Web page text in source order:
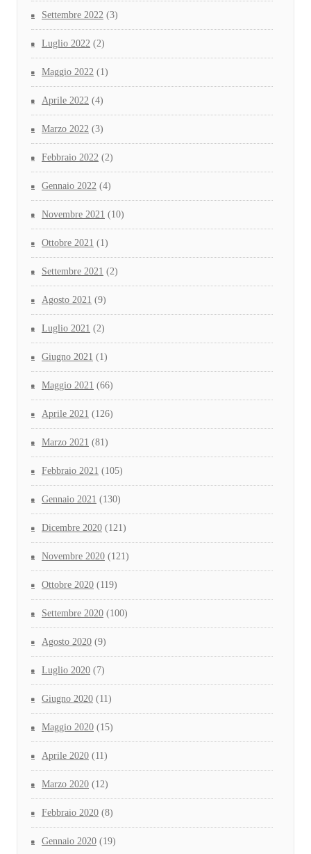
Settembre 2022 (3)
Luglio 2022 (2)
Maggio 2022 (1)
Aprile 2022 (4)
Marzo 2022 (3)
Febbraio 2022 (2)
Gennaio 2022 (4)
Novembre 2021 (10)
Ottobre 2021 (1)
Settembre 2021 (2)
Agosto 2021 (9)
Luglio 2021 (2)
Giugno 2021 (1)
Maggio 2021 (66)
Aprile 2021 (126)
Marzo 2021 (81)
Febbraio 2021 (105)
Gennaio 2021 (130)
Dicembre 2020 (121)
Novembre 2020 (121)
Ottobre 2020 (119)
Settembre 2020 (100)
Agosto 2020 (9)
Luglio 2020 (7)
Giugno 2020 (11)
Maggio 2020 (15)
Aprile 2020 (11)
Marzo 2020 (12)
Febbraio 2020 (8)
Gennaio 2020 (19)